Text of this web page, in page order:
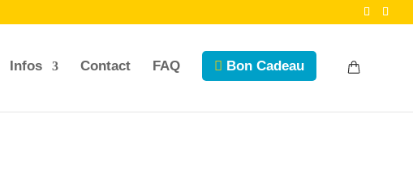
Infos Contact FAQ Bon Cadeau